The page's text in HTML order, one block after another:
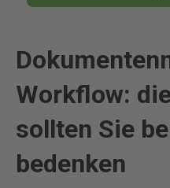
Workflow:
sollten Sie
bedenken